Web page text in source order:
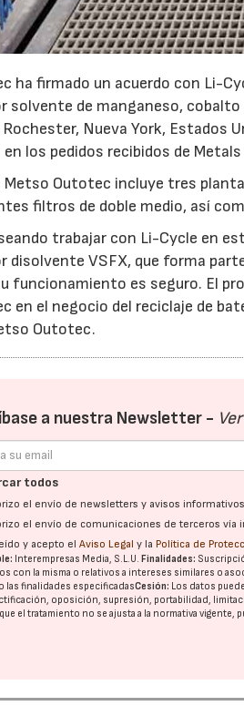
ha firmado un acuerdo con Li-
solvente de manganeso, cobalto
Nueva York, Estados
los pedidos recibidos de
Metso Outotec incluye tres
filtros de doble medio, así
trabajar con Li-Cycle en
disolvente VSFX, que forma
funcionamiento es seguro. El
en el negocio del reciclaje de
Outotec.
a nuestra Newsletter -
todos
el envío de newsletters y avisos
el envío de comunicaciones de terceros vía
y acepto elAviso Legal y la Política de
Interempresas Media, S.L.U.Finalidades:
con la misma o relativos a intereses similares o
las finalidades especificadasCesión: Los datos
oposición, supresión, portabilidad,
el tratamiento no se ajusta a la normativa vigente,